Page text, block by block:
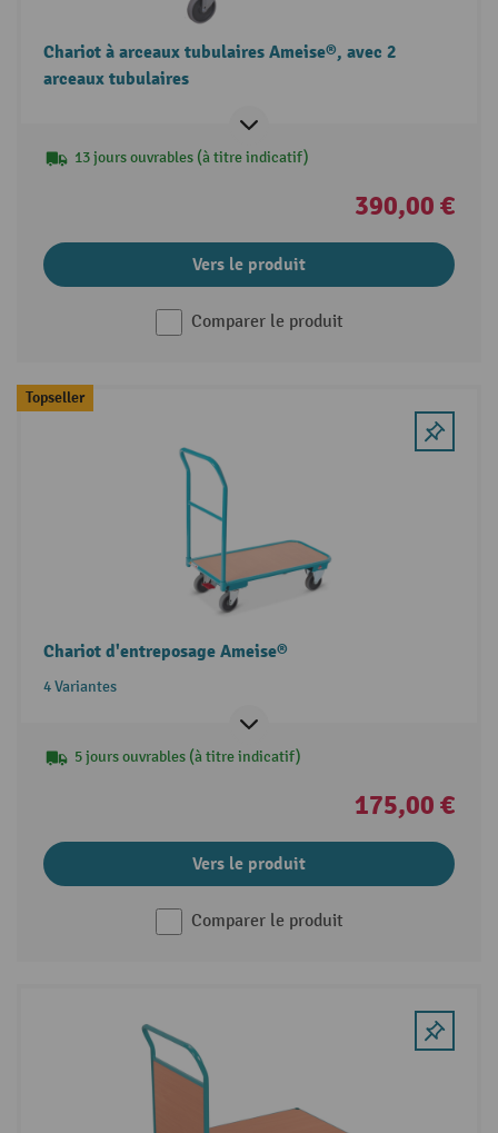
Chariot à arceaux tubulaires Ameise®, avec 2
arceaux tubulaires
13 jours ouvrables (à titre indicatif)
390,00 €
Vers le produit
Comparer le produit
Topseller
Chariot d'entreposage Ameise®
4 Variantes
5 jours ouvrables (à titre indicatif)
175,00 €
Vers le produit
Comparer le produit